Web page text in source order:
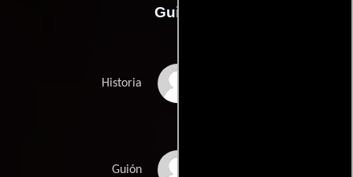
Guión
Historia
Guión